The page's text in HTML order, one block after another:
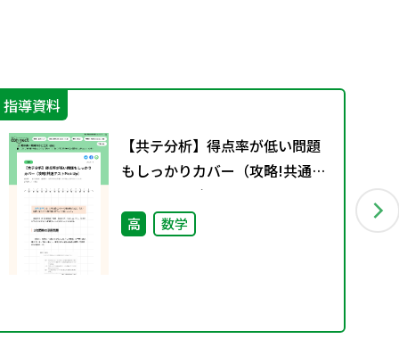
指導資料
【共テ分析】得点率が低い問題
もしっかりカバー（攻略!共通テ
ストPick Up）
高 数学